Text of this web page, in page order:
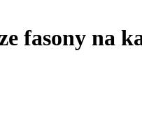
fasony na